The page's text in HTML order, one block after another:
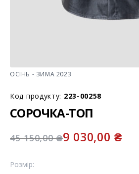
ОСІНЬ - ЗИМА 2023
Код продукту: 223-00258
СОРОЧКА-ТОП
45 150,00₴9 030,00₴
Розмір: